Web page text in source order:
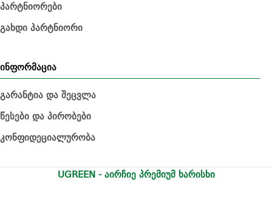
პარტნიორები
გახდი პარტნიორი
ინფორმაცია
გარანტია და შეცვლა
წესები და პირობები
კონფიდეციალურობა
UGREEN - აირჩიე პრემიუმ ხარისხი